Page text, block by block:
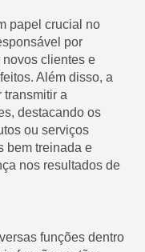
papel crucial no
por
clientes e
Além disso, a
transmitir a
destacando os
ou serviços
bem treinada e
nos resultados de
funções dentro